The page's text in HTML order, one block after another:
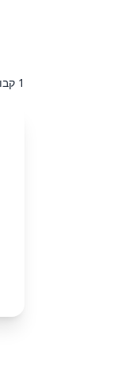
1 קבוצות בקטגוריה